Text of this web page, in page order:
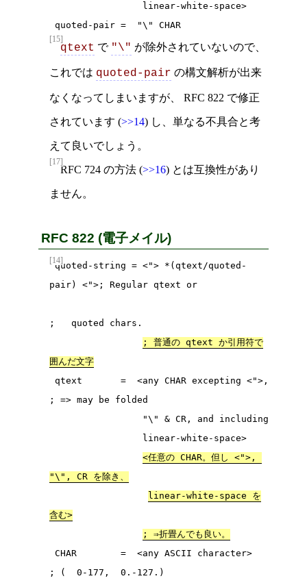
                 linear-white-space>
quoted-pair =  "\" CHAR
[15]
qtext で "\" が除外されていないので、
これでは quoted-pair の構文解析が出来
なくなってしまいますが、 RFC 822 で修正
されています (>>14) し、単なる不具合と考
えて良いでしょう。
[17]
RFC 724 の方法 (>>16) とは互換性があり
ません。
RFC 822 (電子メイル)
[14]
quoted-string = <"> *(qtext/quoted-
pair) <">; Regular qtext or
;   quoted chars.
; 普通の qtext か引用符で
囲んだ文字
qtext       =  <any CHAR excepting <">,
; => may be folded
                 "\" & CR, and including
                 linear-white-space>
<任意の CHAR。但し <">,
"\", CR を除き、
linear-white-space を
含む>
; ⇒折畳んでも良い。
CHAR        =  <any ASCII character>
; (  0-177,  0.-127.)